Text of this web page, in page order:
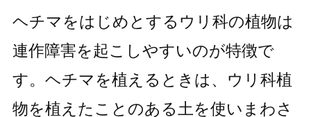
ヘチマをはじめとするウリ科の植物は
連作障害を起こしやすいのが特徴で
す。ヘチマを植えるときは、ウリ科植
物を植えたことのある土を使いまわさ